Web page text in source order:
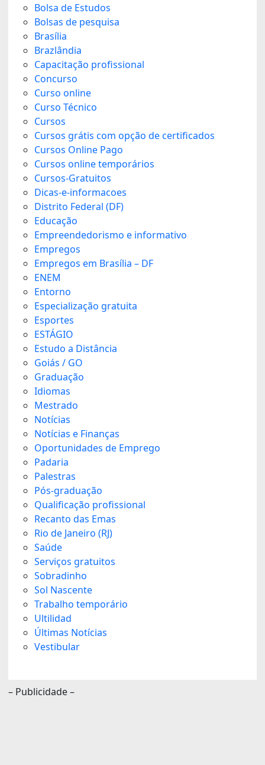
Bolsa de Estudos
Bolsas de pesquisa
Brasília
Brazlândia
Capacitação profissional
Concurso
Curso online
Curso Técnico
Cursos
Cursos grátis com opção de certificados
Cursos Online Pago
Cursos online temporários
Cursos-Gratuitos
Dicas-e-informacoes
Distrito Federal (DF)
Educação
Empreendedorismo e informativo
Empregos
Empregos em Brasília – DF
ENEM
Entorno
Especialização gratuita
Esportes
ESTÁGIO
Estudo a Distância
Goiás / GO
Graduação
Idiomas
Mestrado
Notícias
Notícias e Finanças
Oportunidades de Emprego
Padaria
Palestras
Pós-graduação
Qualificação profissional
Recanto das Emas
Rio de Janeiro (RJ)
Saúde
Serviços gratuitos
Sobradinho
Sol Nascente
Trabalho temporário
Ultilidad
Últimas Notícias
Vestibular
– Publicidade –